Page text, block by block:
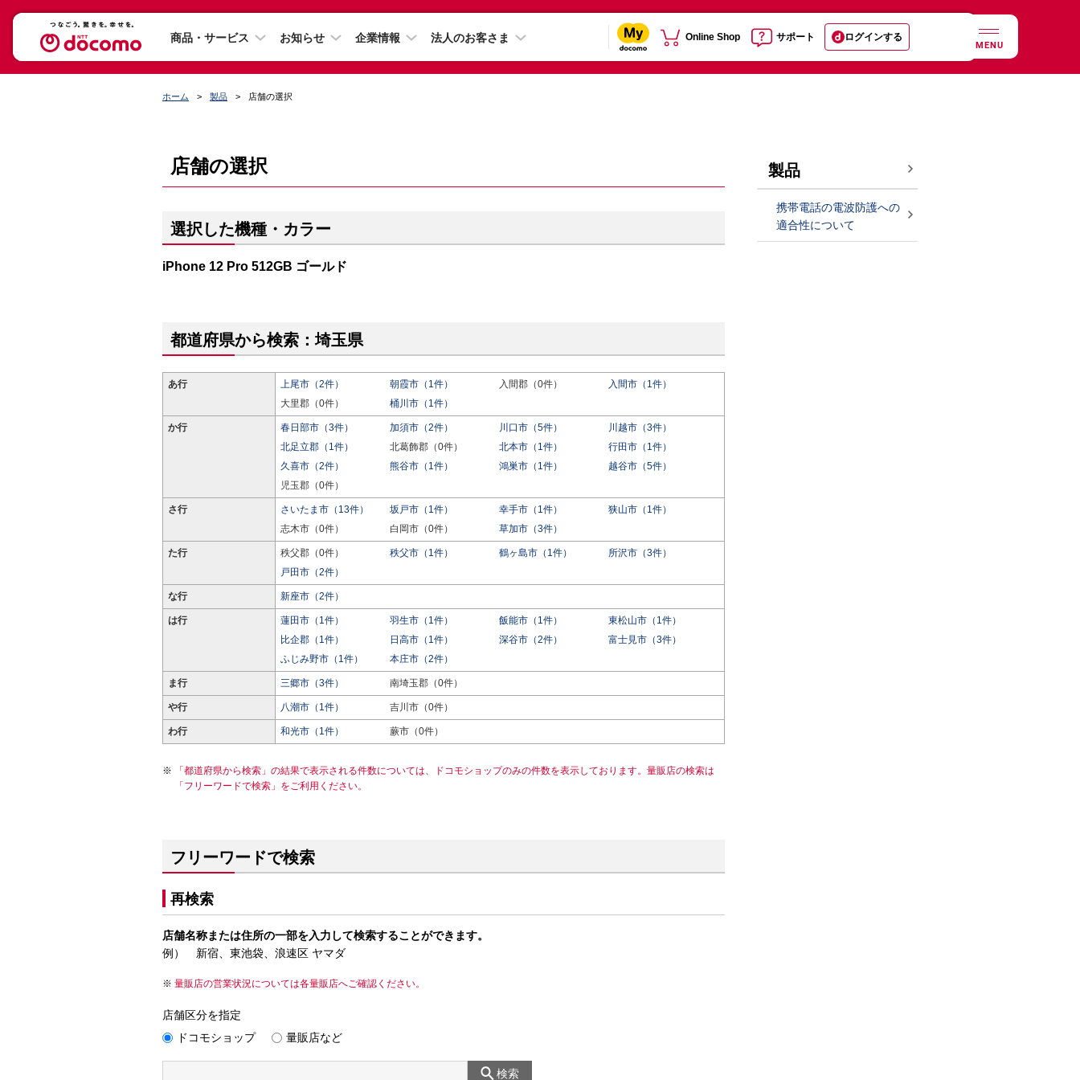
商品・サービス お知らせ 企業情報 法人のお客さま Online Shop サポート ログインする
MENU
ホーム 製品 店舗の選択
店舗の選択
選択した機種・カラー
iPhone 12 Pro 512GB ゴールド
都道府県から検索：埼玉県
あ行 上尾市（2件） 朝霞市（1件） 入間郡（0件）
入間市（1件）
大里郡（0件）
桶川市（1件）
か行 春日部市（3件） 加須市（2件） 川口市（5件）
川越市（3件）
北足立郡（1件）
北葛飾郡（0件） 北本市（1件）
行田市（1件）
久喜市（2件）
熊谷市（1件） 鴻巣市（1件）
越谷市（5件）
児玉郡（0件）
さ行 さいたま市（13件） 坂戸市（1件） 幸手市（1件）
狭山市（1件）
志木市（0件）
白岡市（0件） 草加市（3件）
た行 秩父郡（0件） 秩父市（1件） 鶴ヶ島市（1件）
所沢市（3件）
戸田市（2件）
な行 新座市（2件）
は行 蓮田市（1件） 羽生市（1件） 飯能市（1件）
東松山市（1件）
比企郡（1件）
日高市（1件） 深谷市（2件）
富士見市（3件）
ふじみ野市（1件）
本庄市（2件）
ま行 三郷市（3件） 南埼玉郡（0件）
や行 八潮市（1件） 吉川市（0件）
わ行 和光市（1件） 蕨市（0件）
「都道府県から検索」の結果で表示される件数については、ドコモショップのみの件数を表示しております。量販店の検索は
「フリーワードで検索」をご利用ください。
フリーワードで検索
再検索
店舗名称または住所の一部を入力して検索することができます。
例） 新宿、東池袋、浪速区 ヤマダ
量販店の営業状況については各量販店へご確認ください。
店舗区分を指定
ドコモショップ
量販店など
検索
製品
携帯電話の電波防護への
適合性について